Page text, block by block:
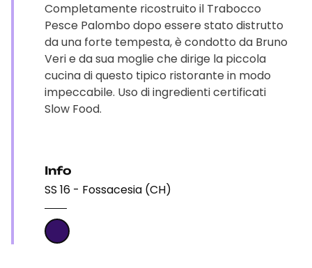
Completamente ricostruito il Trabocco
Pesce Palombo dopo essere stato distrutto
da una forte tempesta, è condotto da Bruno
Veri e da sua moglie che dirige la piccola
cucina di questo tipico ristorante in modo
impeccabile. Uso di ingredienti certificati
Slow Food.
Info
SS 16 - Fossacesia (CH)